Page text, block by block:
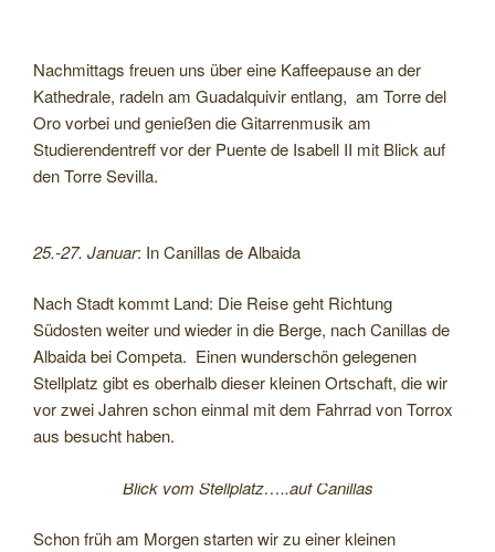
Nachmittags freuen uns über eine Kaffeepause an der
Kathedrale, radeln am Guadalquivir entlang, am Torre del
Oro vorbei und genießen die Gitarrenmusik am
Studierendentreff vor der Puente de Isabell II mit Blick auf
den Torre Sevilla.
25.-27. Januar: In Canillas de Albaida
Nach Stadt kommt Land: Die Reise geht Richtung
Südosten weiter und wieder in die Berge, nach Canillas de
Albaida bei Competa. Einen wunderschön gelegenen
Stellplatz gibt es oberhalb dieser kleinen Ortschaft, die wir
vor zwei Jahren schon einmal mit dem Fahrrad von Torrox
aus besucht haben.
Blick vom Stellplatz…..auf Canillas
Schon früh am Morgen starten wir zu einer kleinen